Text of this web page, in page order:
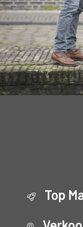
Top